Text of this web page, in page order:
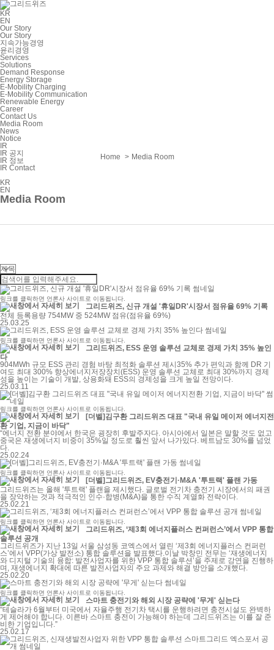
KR
EN
Our Story
Our Story
지속가능경영
윤리경영
Services
Solutions
Demand Response
Energy Storage
E-Mobility Charging
E-Mobility Communication
Renewable Energy
Career
Contact Us
Media Room
News
Notice
IR
IR 공지
IR 정보
IR Contact
KR
EN
Home Media Room
Media Room
링크를 클릭하면 언론사 사이트로 이동됩니다.
그리드위즈, 신규 개설 '휴일DR'시장서 점유율 69% 기록
전체 등록용량 754MW 중 524MW 점유(점유율 69%)
25.03.25
링크를 클릭하면 언론사 사이트로 이동됩니다.
그리드위즈, ESS 운영 솔루션 교체로 경제 가치 35% 높인
다
904MWh 규모 ESS 관리 경험 바탕 최적화 솔루션 제시35% 추가 편익과 함께 DR 기
여도 최대 300% 향상에너지저장장치(ESS) 운영 솔루션 교체로 최대 30%까지 경제
성을 높이는 기술이 개발, 상용화돼 ESS의 경제성을 크게 높일 전망이다.
25.03.11
링크를 클릭하면 언론사 사이트로 이동됩니다.
[더벨]김구환 그리드위즈 대표 "국내 유일 메이저 에너지전
환 기업, 지금이 바닥"
“에너지 전환 분야에서 한국은 굉장히 후발주자다. 아시아에서 일본은 말할 것도 없고
중국은 재생에너지 비중이 35%일 정도로 훨씬 앞서 나가있다. 베트남도 30%를 넘었
다.
25.02.24
링크를 클릭하면 언론사 사이트로 이동됩니다.
[더벨]그리드위즈, EV충전기·M&A '투트랙' 플랜 가동
그리드위즈는 올해 '투트랙' 플랜을 제시했다. 글로벌 전기차 충전기 시장에서의 패권
을 장악하는 것과 적극적인 인수·합병(M&A)을 통한 수직 계열화 전략이다.
25.02.21
링크를 클릭하면 언론사 사이트로 이동됩니다.
그리드위즈, ‘제3회 에너지플러스 컨퍼런스’에서 VPP 통합
솔루션 공개
그리드위즈가 지난 13일 서울 삼성동 코엑스에서 열린 ‘제3회 에너지플러스 컨퍼런
스’에서 VPP(가상 발전소) 통합 솔루션을 발표했다.이날 박창민 전무는 ‘재생에너지
와 디지털 기술의 융합: 발전사업자를 위한 VPP 통합 솔루션’을 주제로 강연을 진행하
며, 재생에너지 확대에 따른 발전사업자의 주요 과제와 해결 방안을 소개했다.
25.02.20
링크를 클릭하면 언론사 사이트로 이동됩니다.
스마트 충전기와 해외 시장 공략에 '무게' 싣는다
“테슬라가 6월부터 미국에서 자율주행 전기차 택시를 운행하려면 충전시설도 완벽하
게 제어해야 합니다. 이른바 스마트 충전이 가능해야 하는데 그리드위즈는 이를 잘 준
비한 기업입니다.”
25.02.17